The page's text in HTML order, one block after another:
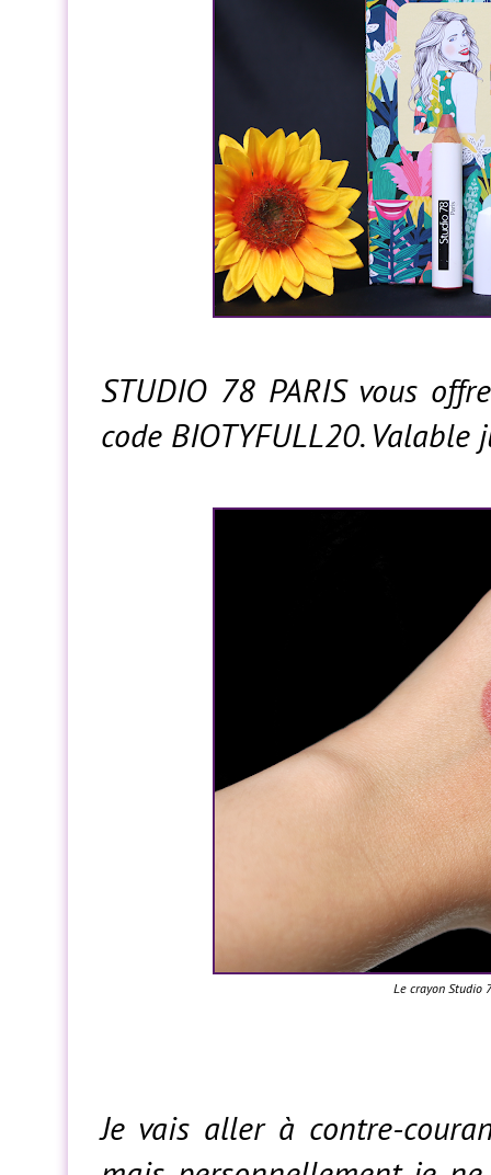
STUDIO 78 PARIS vous
code BIOTYFULL20. Valable
Le crayon Studio
Je vais aller à contre-